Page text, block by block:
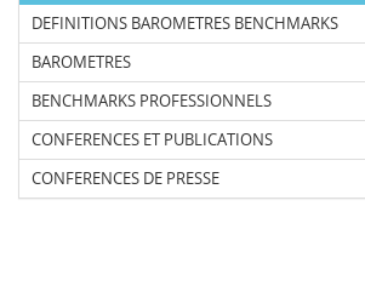
DEFINITIONS BAROMETRES BENCHMARKS
BAROMETRES
BENCHMARKS PROFESSIONNELS
CONFERENCES ET PUBLICATIONS
CONFERENCES DE PRESSE